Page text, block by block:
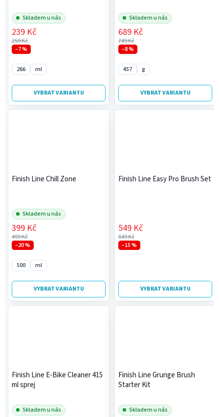
Skladem u nás
259 Kč
239 Kč
–7 %
VYBRAT VARIANTU
266 ml
Skladem u nás
749 Kč
689 Kč
–8 %
VYBRAT VARIANTU
457 g
Finish Line Chill Zone
Skladem u nás
499 Kč
399 Kč
–20 %
VYBRAT VARIANTU
500 ml
Finish Line Easy Pro Brush Set
649 Kč
549 Kč
–15 %
VYBRAT VARIANTU
Finish Line E-Bike Cleaner 415
ml sprej
Skladem u nás
Finish Line Grunge Brush
Starter Kit
Skladem u nás